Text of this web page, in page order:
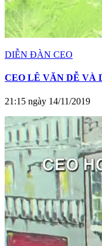
DIỄN ĐÀN CEO
CEO LÊ VĂN DỄ VÀ
21:15 ngày 14/11/2019